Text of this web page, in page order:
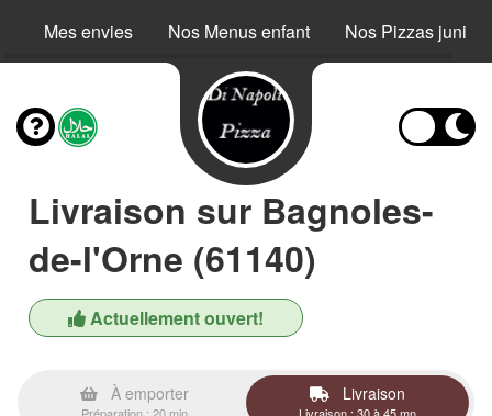
Mes envies Nos Menus enfant Nos Pizzas junior
Livraison sur Bagnoles-
de-l'Orne (61140)
Actuellement ouvert!
À emporter Livraison